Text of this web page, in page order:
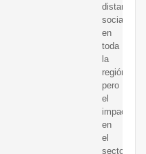
social
en
toda
la
región,
pero
el
impacto
en
el
sector